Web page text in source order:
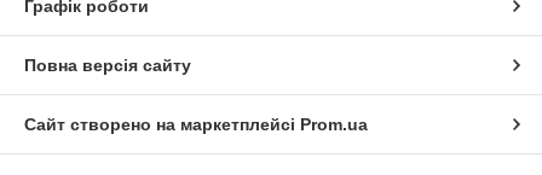
Графік роботи
Повна версія сайту
Сайт створено на маркетплейсі Prom.ua